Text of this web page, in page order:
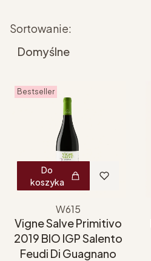
Lista produktów
Sortowanie:
Domyślne
Bestseller
Do
koszyka
W615
Vigne Salve Primitivo
2019 BIO IGP Salento
Feudi Di Guagnano